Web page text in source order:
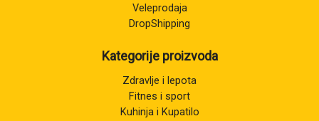
Veleprodaja
DropShipping
Kategorije proizvoda
Zdravlje i lepota
Fitnes i sport
Kuhinja i Kupatilo